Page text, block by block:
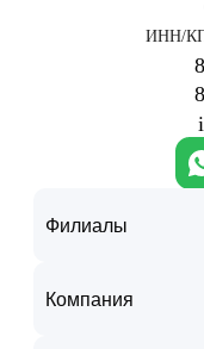
ИНН/
Филиалы
Компания